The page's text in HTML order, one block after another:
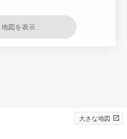
地図を表示
大きな地図